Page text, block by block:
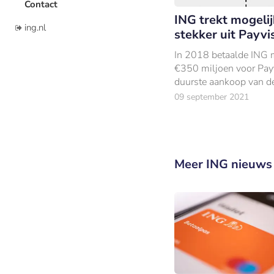
Contact
ing.nl
ING trekt
stekker uit
In 2018 betaalde ING
€350 miljoen voor
duurste aankoop van
sinds de kredietcrisis.
09 september 2021
Meer ING nieuws